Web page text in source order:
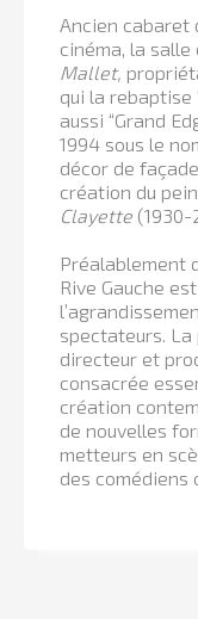
Ancien cabaret
cinéma, la
Mallet,
qui la rebaptise
aussi “Grand
1994 sous le
décor de
création du
Clayette (1930-
Préalablement
Rive Gauche
spectateurs. La
directeur et
consacrée
création
de nouvelles
metteurs en
des comédiens